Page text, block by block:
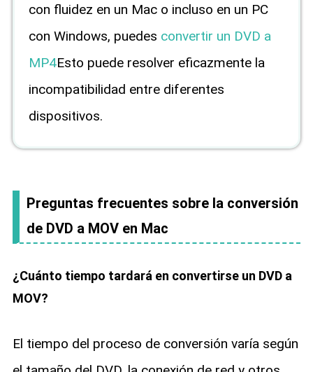
con fluidez en un Mac o incluso en un PC
con Windows, puedes convertir un DVD a
MP4Esto puede resolver eficazmente la
incompatibilidad entre diferentes
dispositivos.
Preguntas frecuentes sobre la conversión
de DVD a MOV en Mac
¿Cuánto tiempo tardará en convertirse un DVD a
MOV?
El tiempo del proceso de conversión varía según